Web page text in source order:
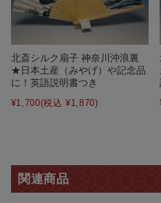
北斎シルク扇子 神奈川沖浪裏
★日本土産（みやげ）や記念品
に！英語説明書つき
¥1,700(税込 ¥1,870)
関連商品